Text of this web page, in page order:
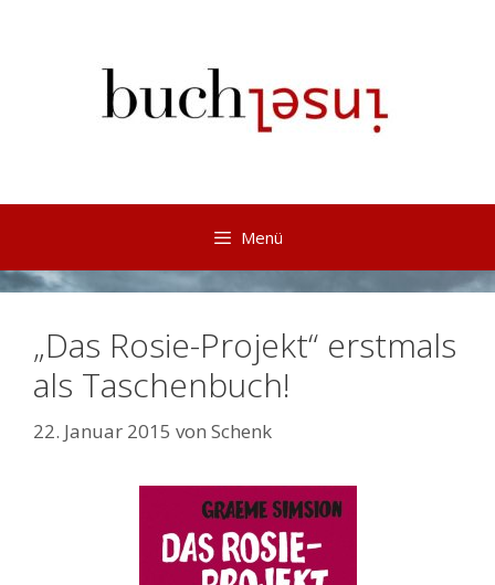
Menü
„Das Rosie-Projekt“ erstmals
als Taschenbuch!
22. Januar 2015 von Schenk